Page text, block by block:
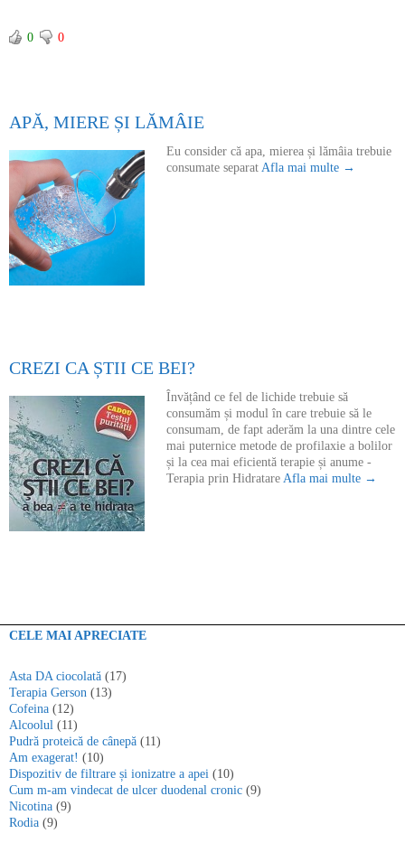
0 0
APĂ, MIERE ȘI LĂMÂIE
Eu consider că apa, mierea și lămâia trebuie
consumate separat Afla mai multe →
CREZI CA ȘTII CE BEI?
Învățând ce fel de lichide trebuie să
consumăm și modul în care trebuie să le
consumam, de fapt aderăm la una dintre cele
mai puternice metode de profilaxie a bolilor
și la cea mai eficientă terapie și anume -
Terapia prin Hidratare Afla mai multe →
CELE MAI APRECIATE
Asta DA ciocolată (17)
Terapia Gerson (13)
Cofeina (12)
Alcoolul (11)
Pudră proteică de cânepă (11)
Am exagerat! (10)
Dispozitiv de filtrare și ionizatre a apei (10)
Cum m-am vindecat de ulcer duodenal cronic (9)
Nicotina (9)
Rodia (9)